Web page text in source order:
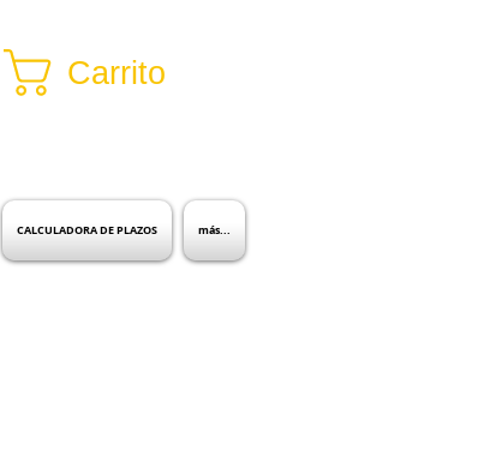
Carrito
CALCULADORA DE PLAZOS más...